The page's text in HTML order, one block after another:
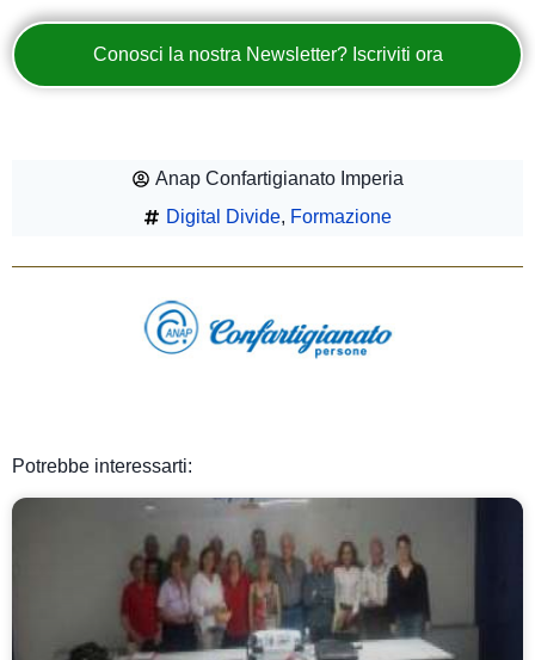
Conosci la nostra Newsletter? Iscriviti ora
Anap Confartigianato Imperia
Digital Divide, Formazione
Potrebbe interessarti: